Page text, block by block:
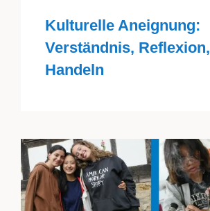
Kulturelle Aneignung:
Verständnis, Reflexion,
Handeln